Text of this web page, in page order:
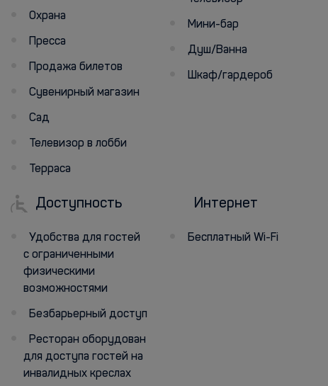
Охрана
Пресса
Продажа билетов
Сувенирный магазин
Сад
Телевизор в лобби
Терраса
Мини-бар
Душ/Ванна
Шкаф/гардероб
Доступность
Удобства для гостей
с ограниченными
физическими
возможностями
Безбарьерный доступ
Ресторан оборудован
для доступа гостей на
инвалидных креслах
Интернет
Бесплатный Wi-Fi